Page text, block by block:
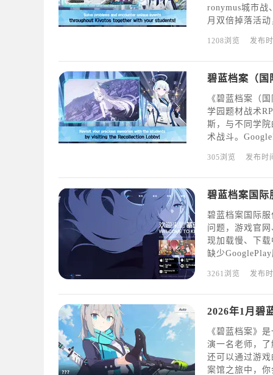
ronymus城市战
月双倍掉落活
1208浏览 发布
《碧蓝档案（
学园题材战术
斯，与不同学
术战斗。
305浏览 发布时
碧蓝档案国际
问题，游戏官
现加载慢、下
缺少
或安装后闪退
3261浏览 发布
2026年1月碧
《碧蓝档案》
演一名老师，
还可以通过游
案馆之旅中，